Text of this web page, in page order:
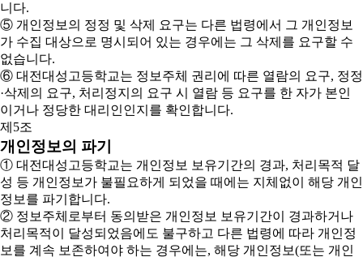
니다.
⑤ 개인정보의 정정 및 삭제 요구는 다른 법령에서 그 개인정보
가 수집 대상으로 명시되어 있는 경우에는 그 삭제를 요구할 수
없습니다.
⑥ 대전대성고등학교는 정보주체 권리에 따른 열람의 요구, 정정
·삭제의 요구, 처리정지의 요구 시 열람 등 요구를 한 자가 본인
이거나 정당한 대리인인지를 확인합니다.
제5조
개인정보의 파기
① 대전대성고등학교는 개인정보 보유기간의 경과, 처리목적 달
성 등 개인정보가 불필요하게 되었을 때에는 지체없이 해당 개인
정보를 파기합니다.
② 정보주체로부터 동의받은 개인정보 보유기간이 경과하거나
처리목적이 달성되었음에도 불구하고 다른 법령에 따라 개인정
보를 계속 보존하여야 하는 경우에는, 해당 개인정보(또는 개인